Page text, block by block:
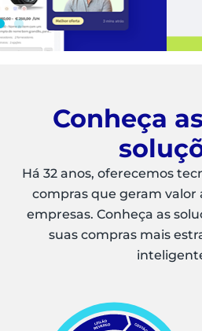
Conheça
Há 32 anos, oferecemos
compras que geram valor
empresas. Conheça as
suas compras mais